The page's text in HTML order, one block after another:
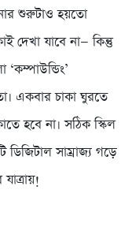
শুরুটাও হয়তো
দেখা যাবে না— কিন্তু
একবার চাকা ঘুরতে
হবে না। সঠিক স্কিল
সাম্রাজ্য গড়ে